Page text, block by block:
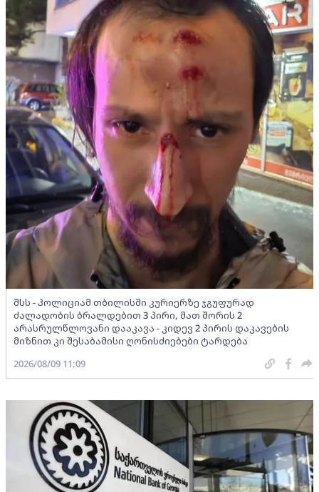
შსს - პოლიციამ თბილისში კურიერზე ჯგუფურად
ძალადობის ბრალდებით 3 პირი, მათ შორის 2
არასრულწლოვანი დააკავა - კიდევ 2 პირის დაკავების
მიზნით კი შესაბამისი ღონისძიებები ტარდება
2026/08/09 11:09